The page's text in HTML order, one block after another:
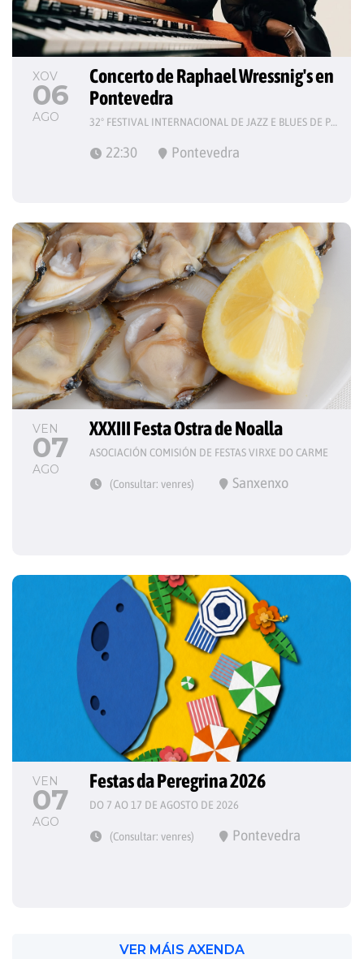
XOV
06
AGO
Concerto de Raphael Wressnig's en
Pontevedra
32º FESTIVAL INTERNACIONAL DE JAZZ E BLUES DE PONTEVEDRA
22:30 Pontevedra
VEN
07
AGO
XXXIII Festa Ostra de Noalla
ASOCIACIÓN COMISIÓN DE FESTAS VIRXE DO CARME
(Consultar: venres) Sanxenxo
VEN
07
AGO
Festas da Peregrina 2026
DO 7 AO 17 DE AGOSTO DE 2026
(Consultar: venres) Pontevedra
VER MÁIS AXENDA